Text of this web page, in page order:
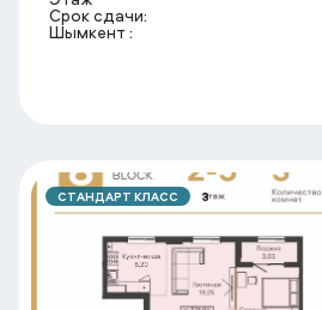
Срок сдачи:
Шымкент :
СТАНДАРТ КЛАСС 3